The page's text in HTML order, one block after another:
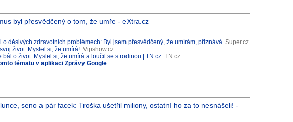
byl přesvědčený o tom, že umře - eXtra.cz
o děsivých zdravotních problémech: Byl jsem přesvědčený, že umírám, přiznává Super.cz
život: Myslel si, že umírá! Vipshow.cz
bál o život. Myslel si, že umírá a loučil se s rodinou | TN.cz TN.cz
tématu v aplikaci Zprávy Google
seno a pár facek: Troška ušetřil miliony, ostatní ho za to nesnášeli! -